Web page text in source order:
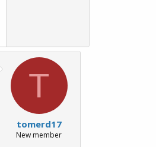
T
tomerd17
New member